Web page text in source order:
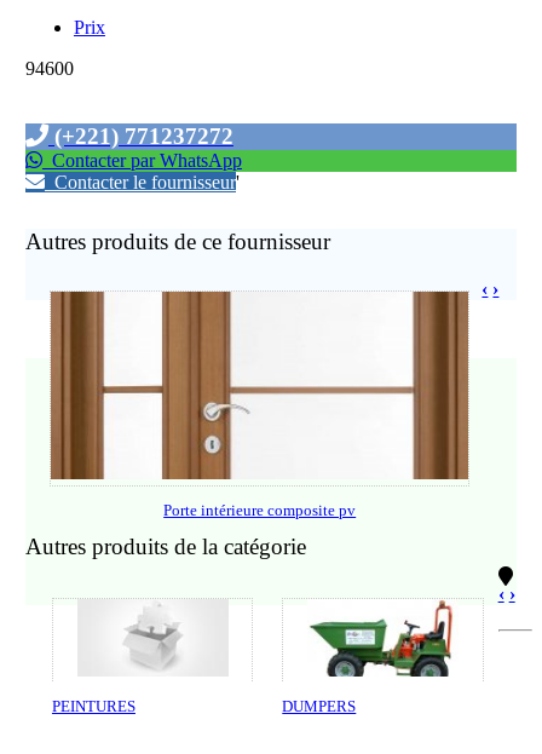
Prix
94600
(+221) 771237272
Contacter par WhatsApp
Contacter le fournisseur'
Autres produits de ce fournisseur
Porte intérieure composite pv
‹ ›
Autres produits de la catégorie
PEINTURES DUMPERS
‹ ›